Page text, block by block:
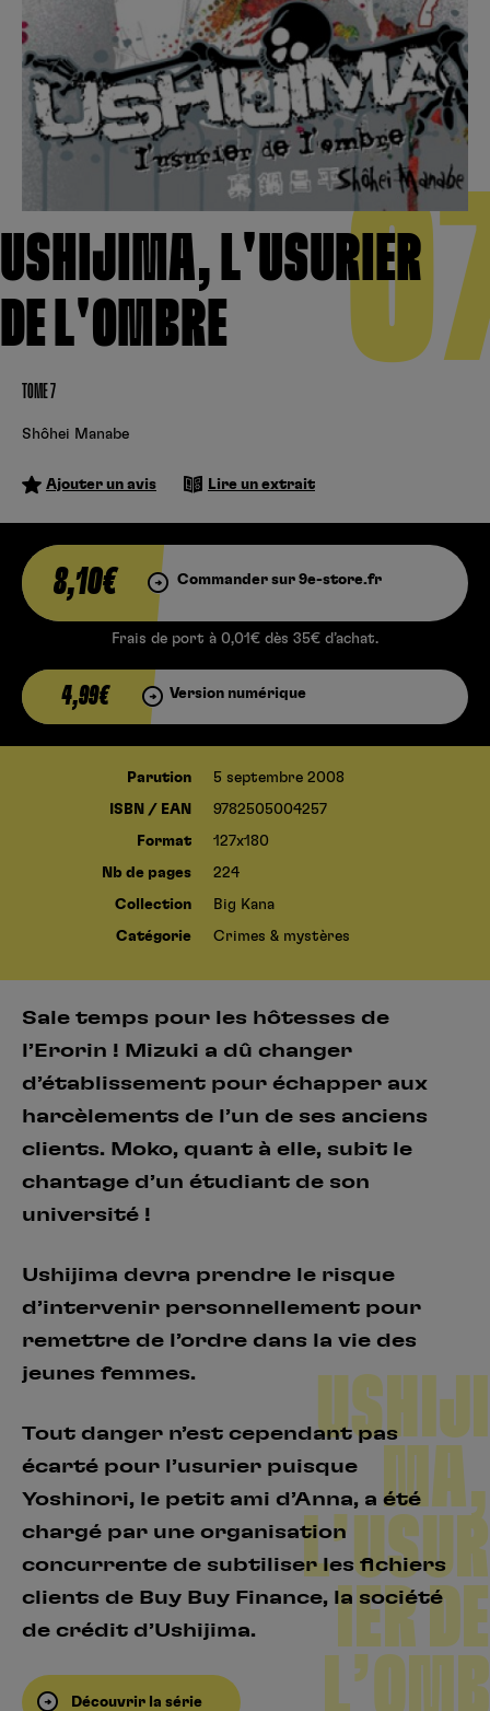
USHIJIMA, L'USURIER
DE L'OMBRE
TOME 7
Shôhei Manabe
Ajouter un avis Lire un extrait
8,10€ Commander sur 9e-store.fr
Frais de port à 0,01€ dès 35€ d’achat.
4,99€ Version numérique
Parution 5 septembre 2008
ISBN / EAN 9782505004257
Format 127x180
Nb de pages 224
Collection Big Kana
Catégorie Crimes & mystères
Sale temps pour les hôtesses de
l’Erorin ! Mizuki a dû changer
d’établissement pour échapper aux
harcèlements de l’un de ses anciens
clients. Moko, quant à elle, subit le
chantage d’un étudiant de son
université !
Ushijima devra prendre le risque
d’intervenir personnellement pour
remettre de l’ordre dans la vie des
jeunes femmes.
Tout danger n’est cependant pas
écarté pour l’usurier puisque
Yoshinori, le petit ami d’Anna, a été
chargé par une organisation
concurrente de subtiliser les fichiers
clients de Buy Buy Finance, la société
de crédit d’Ushijima.
Découvrir la série
USHIJI
MA,
L’USUR
IER DE
L’OMB
Cultura Fnac
Se connecter S’inscrire
Hunter x Hunter
Fire Force
Black Butler